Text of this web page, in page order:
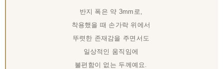
반지 폭은 약 3mm로,
착용했을 때 손가락 위에서
뚜렷한 존재감을 주면서도
일상적인 움직임에
불편함이 없는 두께예요.